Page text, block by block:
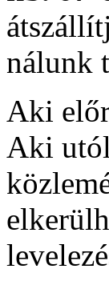
nálunk
Aki
Aki